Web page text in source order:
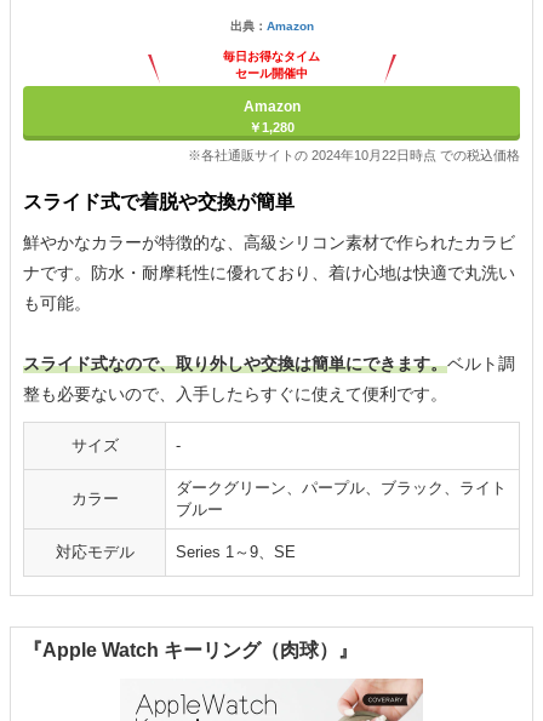
出典： Amazon
毎日お得なタイム
セール開催中
Amazon
￥1,280
※各社通販サイトの 2024年10月22日時点 での税込価格
スライド式で着脱や交換が簡単
鮮やかなカラーが特徴的な、高級シリコン素材で作られたカラビ
ナです。防水・耐摩耗性に優れており、着け心地は快適で丸洗い
も可能。
スライド式なので、取り外しや交換は簡単にできます。ベルト調
整も必要ないので、入手したらすぐに使えて便利です。
サイズ -
カラー
ダークグリーン、パープル、ブラック、ライト
ブルー
対応モデル Series 1～9、SE
『Apple Watch キーリング（肉球）』